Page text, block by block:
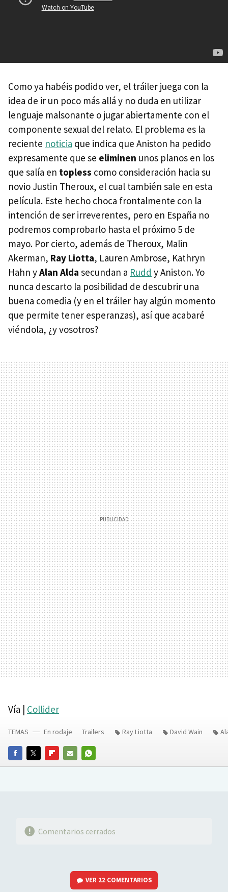
Como ya habéis podido ver, el tráiler juega con la
idea de ir un poco más allá y no duda en utilizar
lenguaje malsonante o jugar abiertamente con el
componente sexual del relato. El problema es la
reciente noticia que indica que Aniston ha pedido
expresamente que se eliminen unos planos en los
que salía en topless como consideración hacia su
novio Justin Theroux, el cual también sale en esta
película. Este hecho choca frontalmente con la
intención de ser irreverentes, pero en España no
podremos comprobarlo hasta el próximo 5 de
mayo. Por cierto, además de Theroux, Malin
Akerman, Ray Liotta, Lauren Ambrose, Kathryn
Hahn yAlan Alda secundan a Rudd y Aniston. Yo
nunca descarto la posibilidad de descubrir una
buena comedia (y en el tráiler hay algún momento
que permite tener esperanzas), así que acabaré
viéndola, ¿y vosotros?
Vía | Collider
FACEBOOKTWITTERFLIPBOARD
E-
WHATSAPP
TEMAS En rodaje Trailers Ray Liotta David Wain
Comentarios cerrados
VER 22 COMENTARIOS